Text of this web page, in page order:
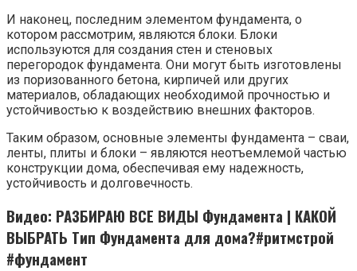
И наконец, последним элементом фундамента, о
котором рассмотрим, являются блоки. Блоки
используются для создания стен и стеновых
перегородок фундамента. Они могут быть изготовлены
из поризованного бетона, кирпичей или других
материалов, обладающих необходимой прочностью и
устойчивостью к воздействию внешних факторов.
Таким образом, основные элементы фундамента – сваи,
ленты, плиты и блоки – являются неотъемлемой частью
конструкции дома, обеспечивая ему надежность,
устойчивость и долговечность.
Видео: РАЗБИРАЮ ВСЕ ВИДЫ Фундамента | КАКОЙ
ВЫБРАТЬ Тип Фундамента для дома?#ритмстрой
#фундамент